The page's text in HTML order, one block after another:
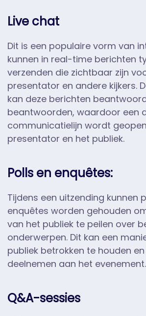
Live chat
Dit is een populaire vorm van
kunnen in real-time berichten
verzenden die zichtbaar zijn
presentator en andere kijkers.
kan deze berichten
beantwoorden, waardoor een
communicatielijn wordt
presentator en het publiek.
Polls en enquêtes:
Tijdens een uitzending kunnen
enquêtes worden gehouden
van het publiek te peilen over
onderwerpen. Dit kan een
publiek betrokken te houden
deelnemen aan het evenement.
Q&A-sessies